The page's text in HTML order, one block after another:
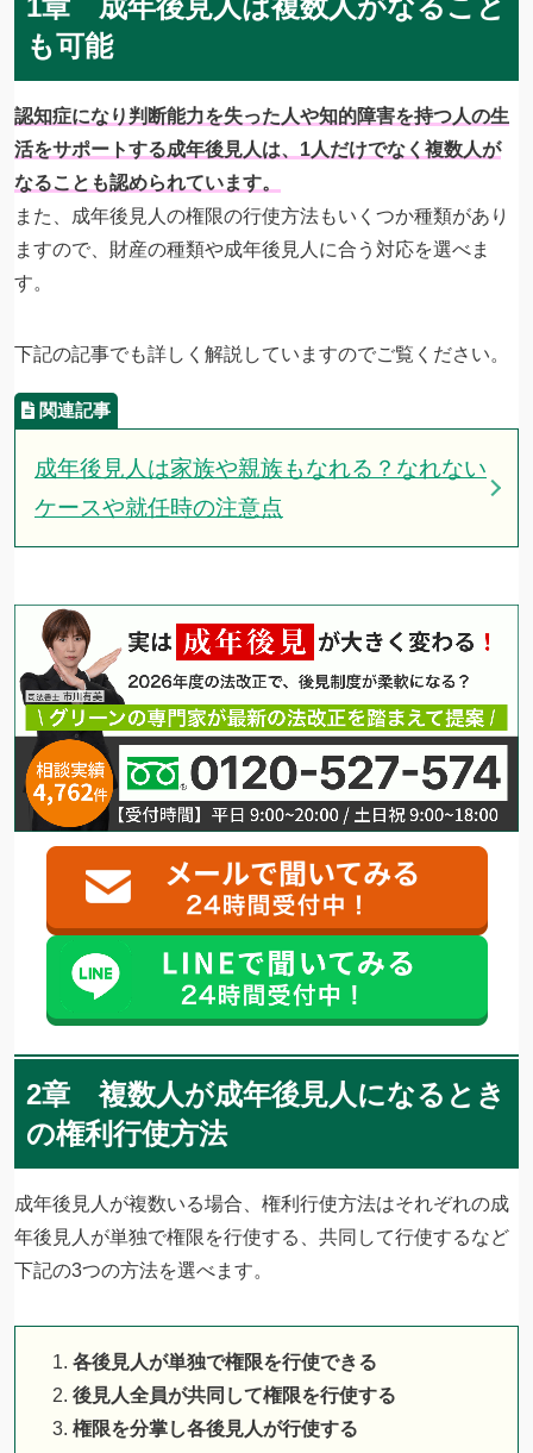
も可能
認知症になり判断能力を失った人や知的障害を持つ人の生
活をサポートする成年後見人は、1人だけでなく複数人が
なることも認められています。
また、成年後見人の権限の行使方法もいくつか種類があり
ますので、財産の種類や成年後見人に合う対応を選べま
す。
下記の記事でも詳しく解説していますのでご覧ください。
成年後見人は家族や親族もなれる？なれない
ケースや就任時の注意点
2章 複数人が成年後見人になるとき
の権利行使方法
成年後見人が複数いる場合、権利行使方法はそれぞれの成
年後見人が単独で権限を行使する、共同して行使するなど
下記の3つの方法を選べます。
各後見人が単独で権限を行使できる
後見人全員が共同して権限を行使する
権限を分掌し各後見人が行使する